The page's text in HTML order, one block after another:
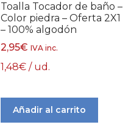
Toalla Tocador de baño –
Color piedra – Oferta 2X1
– 100% algodón
2,95€ IVA inc.
1,48€ / ud.
Añadir al carrito